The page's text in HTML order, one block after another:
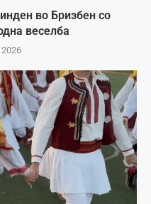
во Бризбен со
веселба
2026